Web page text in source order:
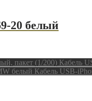
20 белый
Кабель
Кабель USB-